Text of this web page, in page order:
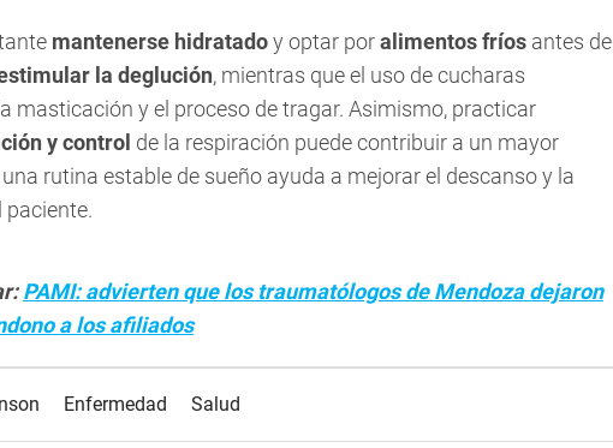
mantenerse hidratadoy optar poralimentos fríos antes de
la deglución, mientras que el uso de cucharas
masticación y el proceso de tragar. Asimismo, practicar
y control de la respiración puede contribuir a un mayor
rutina estable de sueño ayuda a mejorar el descanso y la
paciente.
PAMI: advierten que los traumatólogos de Mendoza dejaron
a los afiliados
Enfermedad Salud